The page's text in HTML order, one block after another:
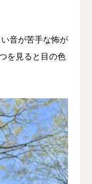
音が苦手な怖が
を見ると目の色